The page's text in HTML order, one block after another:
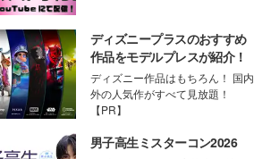
ディズニープラスのおすすめ
作品をモデルプレスが紹介！
ディズニー作品はもちろん！ 国内
外の人気作がすべて見放題！
【PR】
男子高生ミスターコン2026